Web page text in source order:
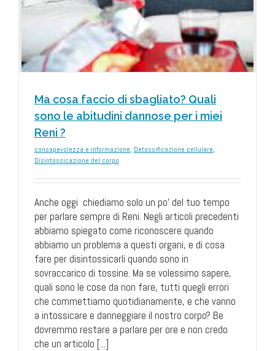
Ma cosa faccio di sbagliato? Quali
sono le abitudini dannose per i miei
Reni ?
consapevolezza e informazione, Detossificazione cellulare,
Disintossicazione del corpo
Anche oggi chiediamo solo un po’ del tuo tempo
per parlare sempre di Reni. Negli articoli precedenti
abbiamo spiegato come riconoscere quando
abbiamo un problema a questi organi, e di cosa
fare per disintossicarli quando sono in
sovraccarico di tossine. Ma se volessimo sapere,
quali sono le cose da non fare, tutti quegli errori
che commettiamo quotidianamente, e che vanno
a intossicare e danneggiare il nostro corpo? Be
dovremmo restare a parlare per ore e non credo
che un articolo [...]